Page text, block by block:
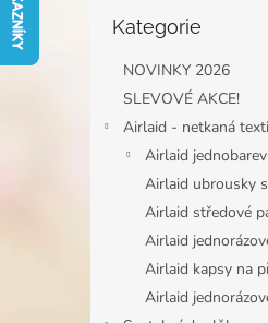
kategorie
Kategorie
NOVINKY 2026
SLEVOVÉ AKCE!
Airlaid - netkaná
Airlaid
Airlaid ubrousky
Airlaid středové
Airlaid
Airlaid kapsy na
Airlaid